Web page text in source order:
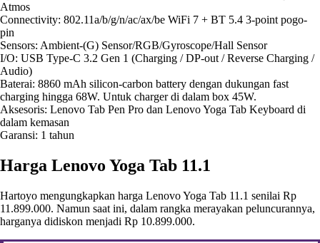
Atmos
Connectivity: 802.11a/b/g/n/ac/ax/be WiFi 7 + BT 5.4 3-point pogo-
pin
Sensors: Ambient-(G) Sensor/RGB/Gyroscope/Hall Sensor
I/O: USB Type-C 3.2 Gen 1 (Charging / DP-out / Reverse Charging /
Audio)
Baterai: 8860 mAh silicon-carbon battery dengan dukungan fast
charging hingga 68W. Untuk charger di dalam box 45W.
Aksesoris: Lenovo Tab Pen Pro dan Lenovo Yoga Tab Keyboard di
dalam kemasan
Garansi: 1 tahun
Harga Lenovo Yoga Tab 11.1
Hartoyo mengungkapkan harga Lenovo Yoga Tab 11.1 senilai Rp
11.899.000. Namun saat ini, dalam rangka merayakan peluncurannya,
harganya didiskon menjadi Rp 10.899.000.